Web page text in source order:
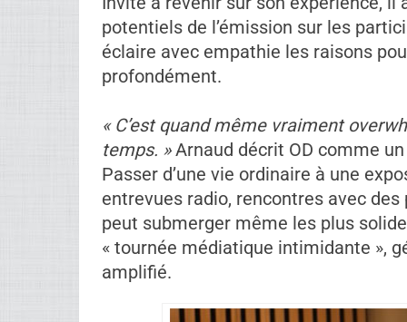
Invité à revenir sur son expérience,
potentiels de l’émission sur les
éclaire avec empathie les raisons
profondément.
« C’est quand même vraiment
temps. »Arnaud décrit OD comme
Passer d’une vie ordinaire à une
entrevues radio, rencontres avec
peut submerger même les plus
« tournée médiatique intimidante »,
amplifié.